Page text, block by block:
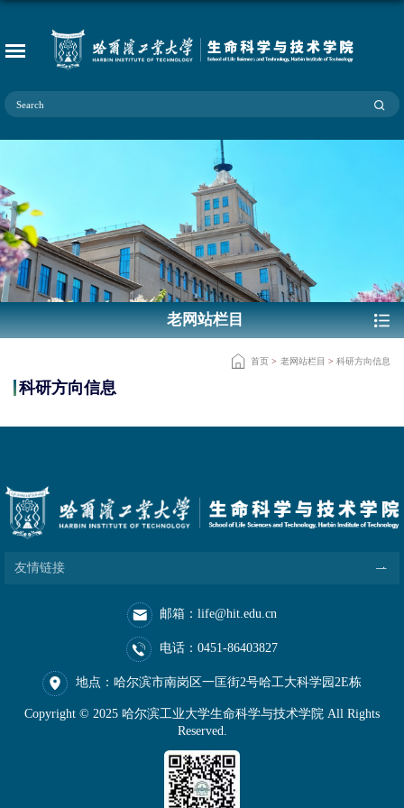
老网站栏目
首页 > 老网站栏目 > 科研方向信息
科研方向信息
友情链接
邮箱：life@hit.edu.cn
电话：0451-86403827
地点：哈尔滨市南岗区一匡街2号哈工大科学园2E栋
Copyright © 2025 哈尔滨工业大学生命科学与技术学院 All Rights
Reserved.